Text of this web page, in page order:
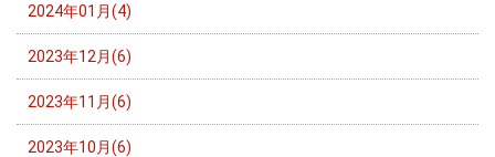
2024年01月(4)
2023年12月(6)
2023年11月(6)
2023年10月(6)